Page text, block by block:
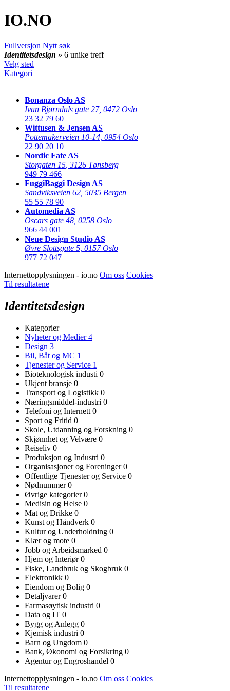
IO.NO
Fullversjon Nytt søk
Identitetsdesign » 6 unike treff
Velg sted
Kategori
Bonanza Oslo AS
Ivan Bjørndals gate 27, 0472 Oslo
23 32 79 60
Wittusen & Jensen AS
Pottemakerveien 10-14 0954 Oslo
22 90 20 10
Nordic Fate AS
Storgaten 15 3126 Tønsberg
949 79 466
FuggiBaggi Design AS
Sandviksveien 62 5035 Bergen
55 55 78 90
Automedia AS
Oscars gate 48 0258 Oslo
966 44 001
Neue Design Studio AS
Øvre Slottsgate 5 0157 Oslo
977 72 047
Internettopplysningen - io.no Om oss Cookies
Til resultatene
Identitetsdesign
Kategorier
Nyheter og Medier4
Design 3
Bil, Båt og MC 1
Tjenester og Service 1
Bioteknologisk industi 0
Ukjent bransje 0
Transport og Logistikk 0
Næringsmiddel-industri 0
Telefoni og Internett 0
Sport og Fritid 0
Skole, Utdanning og Forskning 0
Skjønnhet og Velvære 0
Reiseliv 0
Produksjon og Industri 0
Organisasjoner og Foreninger0
Offentlige Tjenester og Service 0
Nødnummer0
Øvrige kategorier0
Medisin og Helse 0
Mat og Drikke 0
Kunst og Håndverk 0
Kultur og Underholdning 0
Klær og mote 0
Jobb og Arbeidsmarked 0
Hjem og Interiør0
Fiske, Landbruk og Skogbruk 0
Elektronikk 0
Eiendom og Bolig 0
Detaljvarer0
Farmasøytisk industri 0
Data og IT 0
Bygg og Anlegg 0
Kjemisk industri 0
Barn og Ungdom 0
Bank, Økonomi og Forsikring 0
Agentur og Engroshandel 0
Internettopplysningen - io.no Om oss Cookies
Til resultatene